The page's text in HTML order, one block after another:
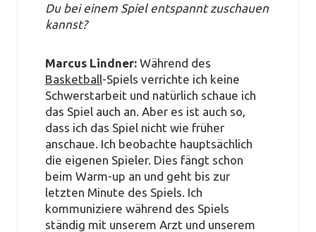
Du bei einem Spiel entspannt zuschauen
kannst?
Marcus Lindner: Während des
Basketball-Spiels verrichte ich keine
Schwerstarbeit und natürlich schaue ich
das Spiel auch an. Aber es ist auch so,
dass ich das Spiel nicht wie früher
anschaue. Ich beobachte hauptsächlich
die eigenen Spieler. Dies fängt schon
beim Warm-up an und geht bis zur
letzten Minute des Spiels. Ich
kommuniziere während des Spiels
ständig mit unserem Arzt und unserem